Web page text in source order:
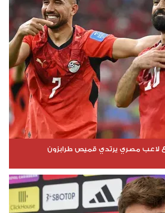
لاعب مصري يرتدي قميص طرابزون